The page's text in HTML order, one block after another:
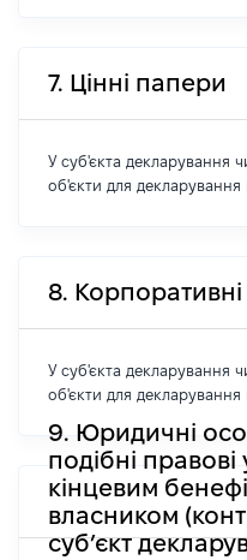
7. Цінні папери
У суб'єкта декларування
об'єкти для декларування
8.
У суб'єкта декларування
об'єкти для декларування
9. Юридичні
подібні
кінцевим
власником
суб’єкт